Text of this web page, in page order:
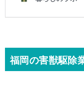
福岡の害獣駆除